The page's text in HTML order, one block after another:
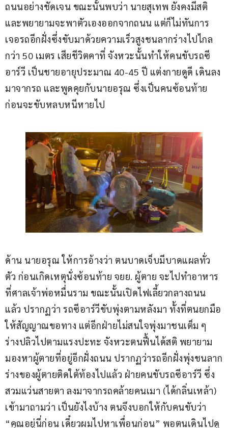
ถนนอย่างชัดเจน ขณะนั้นพบว่า นายสุเทพ ยังคงมีสติ
และพยายามจะพาตัวเองออกจากถนน แต่ก็ไม่ทันการ
เจอรถอีกฝั่งซึ่งขับมาด้วยความเร็วสูงชนลากร่างไปไกล
กว่า 50 เมตร เสียชีวิตคาที่ จังหวะนั้นทำให้คนขับรถซี
อาร์วี เป็นชายอายุประมาณ 40-45 ปี แต่งกายดูดี เดินลง
มาจากรถ และพูดคุยกับนายอรุณ ซึ่งเป็นคนซ้อนท้าย
ก่อนจะขับหลบหนีหายไป
ด้าน นายอรุณ ให้การอ้างว่า ตนบาดเจ็บมีบาดแผลทั่ว
ตัว ก่อนเกิดเหตุนั่งซ้อนท้าย จยย. ผู้ตาย จะไปทำอาหาร
ที่ศาลเจ้าพ่อหมื่นราม ขณะนั้นเปิดไฟเลี้ยวกลางถนน
แล้ว ปรากฏว่า รถซีอาร์วีขับพุ่งตามหลังมา ทั้งที่ตนยกมือ
ให้สัญญาณขอทาง แต่อีกฝ่ายไม่สนใจพุ่งมาชนเต็ม ๆ
ร่างปลิวไปตามแรงปะทะ จังหวะตนฟื้นได้สติ พยายาม
มองหาผู้ตายที่อยู่อีกฝั่งถนน ปรากฏว่ารถอีกฝั่งพุ่งชนลาก
ร่างของผู้ตายติดใต้ท้องไปแล้ว ฝ่ายคนขับรถซีอาร์วี ซึ่ง
สวมแว่นสายตา ลงมาจากรถคล้ายคนเมา (ได้กลิ่นเหล้า)
เข้ามาถามว่า เป็นยังไงบ้าง ตนจึงบอกให้กับคนขับว่า
“คุณอยู่นี่ก่อน เดี๋ยวผมไปหาเพื่อนก่อน” พอตนเดินไปดู